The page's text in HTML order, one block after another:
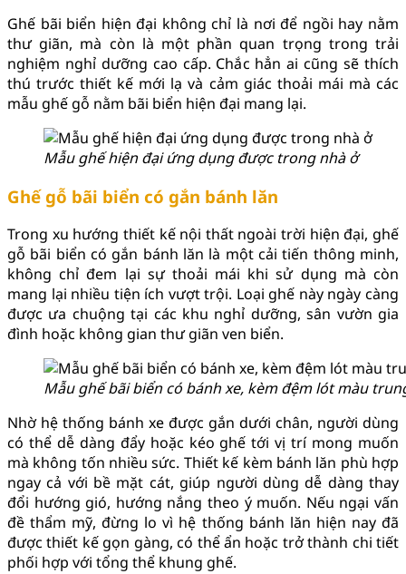
Ghế bãi biển hiện đại không chỉ là nơi để ngồi hay nằm
thư giãn, mà còn là một phần quan trọng trong trải
nghiệm nghỉ dưỡng cao cấp. Chắc hẳn ai cũng sẽ thích
thú trước thiết kế mới lạ và cảm giác thoải mái mà các
mẫu ghế gỗ nằm bãi biển hiện đại mang lại.
Mẫu ghế hiện đại ứng dụng được trong nhà ở
Ghế gỗ bãi biển có gắn bánh lăn
Trong xu hướng thiết kế nội thất ngoài trời hiện đại, ghế
gỗ bãi biển có gắn bánh lăn là một cải tiến thông minh,
không chỉ đem lại sự thoải mái khi sử dụng mà còn
mang lại nhiều tiện ích vượt trội. Loại ghế này ngày càng
được ưa chuộng tại các khu nghỉ dưỡng, sân vườn gia
đình hoặc không gian thư giãn ven biển.
Mẫu ghế bãi biển có bánh xe, kèm đệm lót màu
Nhờ hệ thống bánh xe được gắn dưới chân, người dùng
có thể dễ dàng đẩy hoặc kéo ghế tới vị trí mong muốn
mà không tốn nhiều sức. Thiết kế kèm bánh lăn phù hợp
ngay cả với bề mặt cát, giúp người dùng dễ dàng thay
đổi hướng gió, hướng nắng theo ý muốn. Nếu ngại vấn
đề thẩm mỹ, đừng lo vì hệ thống bánh lăn hiện nay đã
được thiết kế gọn gàng, có thể ẩn hoặc trở thành chi tiết
phối hợp với tổng thể khung ghế.